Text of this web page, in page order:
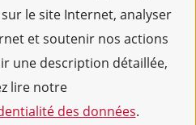
le site Internet, analyser
et soutenir nos actions
une description détaillée,
lire notre
des données.